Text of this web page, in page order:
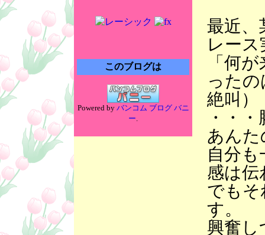
このブログは
Powered by バンコム ブログ バニ
ー.
最近、
レー
「何
った
絶叫）
・・
あんた
自分
感は伝
でもそ
す。
興奮し